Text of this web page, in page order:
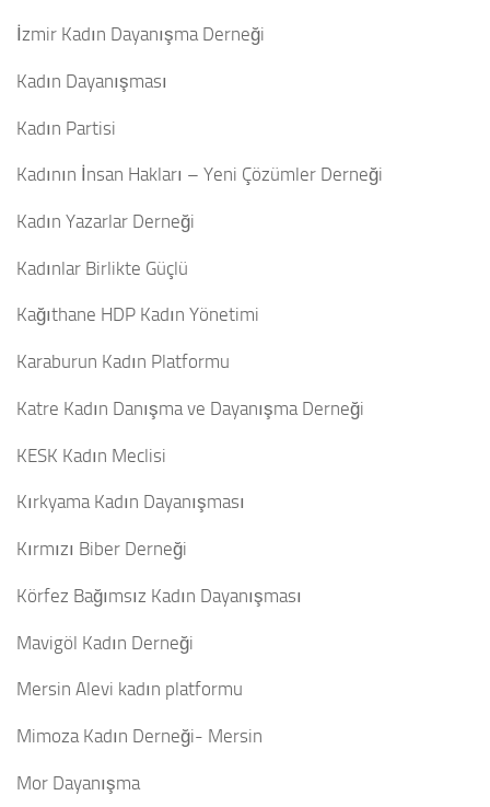
İzmir Kadın Dayanışma Derneği
Kadın Dayanışması
Kadın Partisi
Kadının İnsan Hakları – Yeni Çözümler Derneği
Kadın Yazarlar Derneği
Kadınlar Birlikte Güçlü
Kağıthane HDP Kadın Yönetimi
Karaburun Kadın Platformu
Katre Kadın Danışma ve Dayanışma Derneği
KESK Kadın Meclisi
Kırkyama Kadın Dayanışması
Kırmızı Biber Derneği
Körfez Bağımsız Kadın Dayanışması
Mavigöl Kadın Derneği
Mersin Alevi kadın platformu
Mimoza Kadın Derneği- Mersin
Mor Dayanışma